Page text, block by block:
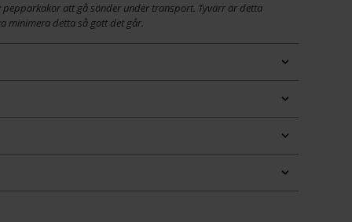
att gå sönder under transport. Tyvärr är detta
minimera detta så gott det går.